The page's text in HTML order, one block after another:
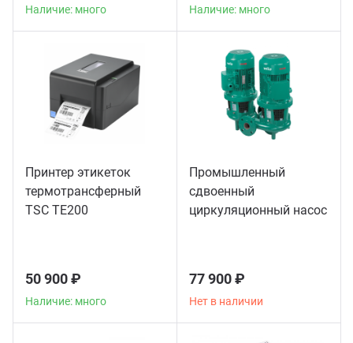
Наличие: много Наличие: много
Принтер этикеток
термотрансферный
TSC TE200
50 900 ₽
Наличие: много
Промышленный
сдвоенный
циркуляционный насос
77 900 ₽
Нет в наличии